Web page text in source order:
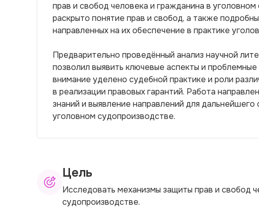
прав и свобод человека и гражданина в
раскрыто понятие прав и свобод, а также
направленных на их обеспечение в практике
Предварительно проведённый анализ научной
позволил выявить ключевые аспекты и
внимание уделено судебной практике и роли
в реализации правовых гарантий. Работа
знаний и выявление направлений для
уголовном судопроизводстве.
Цель
Исследовать механизмы защиты прав и свобод
судопроизводстве.